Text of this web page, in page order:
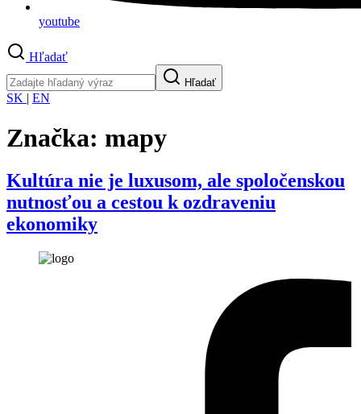
youtube
Hľadať
Hľadať
SK | EN
Značka: mapy
Kultúra nie je luxusom, ale spoločenskou
nutnosťou a cestou k ozdraveniu
ekonomiky